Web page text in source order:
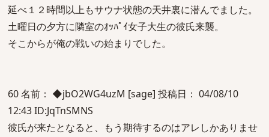
延べ１２時間以上もサウナ状態の天井裏に潜んでました。
土曜日の夕方に隣室のｵｯﾊﾟｲ女子大生の彼氏来襲。
そこからが俺の戦いの始まりでした。
60 名前： ◆jbO2WG4uzM [sage] 投稿日： 04/08/10
12:43 ID:JqTnSMNS
彼氏が来たとなると、もう期待するのはアレしかありませ